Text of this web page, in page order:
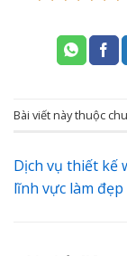
Bài viết này thuộc
Dịch vụ thiết kế
lĩnh vực làm đẹp